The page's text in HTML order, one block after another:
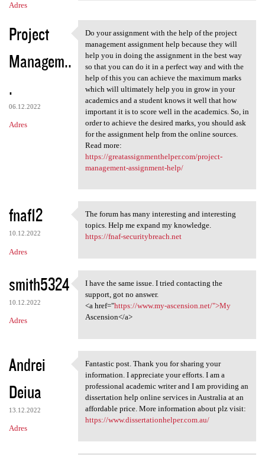
Adres
Project
Managem..
.
06.12.2022
Adres
Do your assignment with the
Do your assignment with the help of the project
management assignment help because they will
help you in doing the assignment in the best way
so that you can do it in a perfect way and with the
help of this you can achieve the maximum marks
which will ultimately help you in grow in your
academics and a student knows it well that how
important it is to score well in the academics. So, in
order to achieve the desired marks, you should ask
for the assignment help from the online sources.
Read more:
https://greatassignmenthelper.com/project-
management-assignment-help/
fnaf12
10.12.2022
Adres
The forum has many
The forum has many interesting and interesting
topics. Help me expand my knowledge.
https://fnaf-securitybreach.net
smith5324
10.12.2022
Adres
I have the same issue. I
I have the same issue. I tried contacting the
support, got no answer.
<a href="https://www.my-ascension.net/">My
Ascension</a>
Andrei
Deiua
13.12.2022
Adres
Fantastic post. Thank you for
Fantastic post. Thank you for sharing your
information. I appreciate your efforts. I am a
professional academic writer and I am providing an
dissertation help online services in Australia at an
affordable price. More information about plz visit:
https://www.dissertationhelper.com.au/